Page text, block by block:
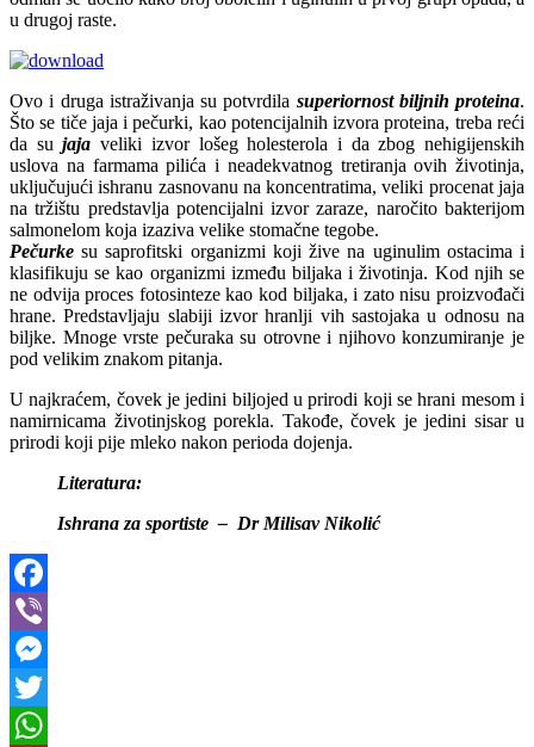
u drugoj raste.
Ovo i druga istraživanja su potvrdila superiornost biljnih proteina.
Što se tiče jaja i pečurki, kao potencijalnih izvora proteina, treba reći
da su jaja veliki izvor lošeg holesterola i da zbog nehigijenskih
uslova na farmama pilića i neadekvatnog tretiranja ovih životinja,
uključujući ishranu zasnovanu na koncentratima, veliki procenat jaja
na tržištu predstavlja potencijalni izvor zaraze, naročito bakterijom
salmonelom koja izaziva velike stomačne tegobe.
Pečurke su saprofitski organizmi koji žive na uginulim ostacima i
klasifikuju se kao organizmi između biljaka i životinja. Kod njih se
ne odvija proces fotosinteze kao kod biljaka, i zato nisu proizvođači
hrane. Predstavljaju slabiji izvor hranlji vih sastojaka u odnosu na
biljke. Mnoge vrste pečuraka su otrovne i njihovo konzumiranje je
pod velikim znakom pitanja.
U najkraćem, čovek je jedini biljojed u prirodi koji se hrani mesom i
namirnicama životinjskog porekla. Takođe, čovek je jedini sisar u
prirodi koji pije mleko nakon perioda dojenja.
Literatura:
Ishrana za sportiste – Dr Milisav Nikolić
Facebook
Viber
Messenger
Twitter